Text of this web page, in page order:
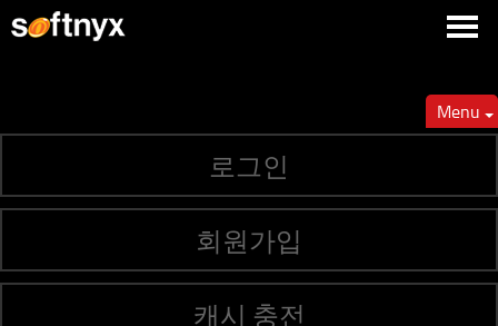
Menu
로그인
회원가입
캐시 충전